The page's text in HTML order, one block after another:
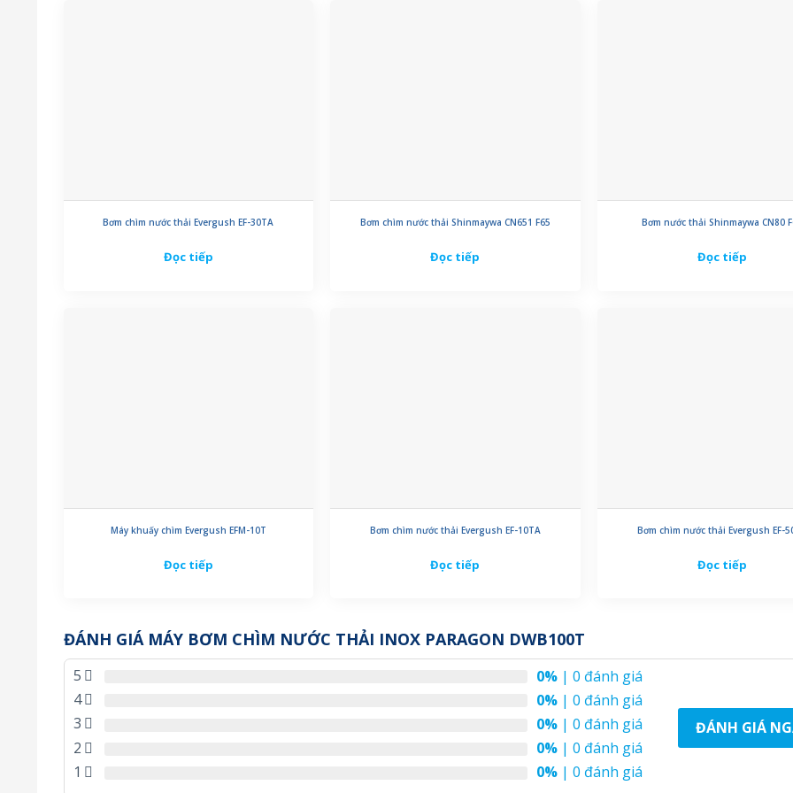
Bơm chìm nước thải Evergush EF-30TA
Đọc tiếp
Bơm chìm nước thải Shinmaywa CN651 F65
Đọc tiếp
Bơm nước thải Shinmaywa CN80
Đọc tiếp
Máy khuấy chìm Evergush EFM-10T
Đọc tiếp
Bơm chìm nước thải Evergush EF-10TA
Đọc tiếp
Bơm chìm nước thải Evergush EF-
Đọc tiếp
ĐÁNH GIÁ MÁY BƠM CHÌM NƯỚC THẢI INOX PARAGON DWB100T
5 0% | 0 đánh giá
4
0% | 0 đánh giá
3
0% | 0 đánh giá
2
0% | 0 đánh giá
1
0% | 0 đánh giá
ĐÁNH GIÁ